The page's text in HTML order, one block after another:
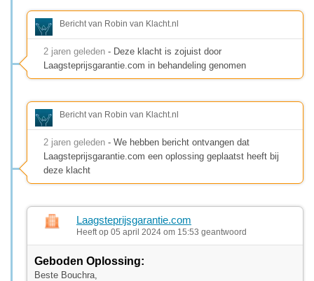
Bericht van Robin van Klacht.nl
2 jaren geleden - Deze klacht is zojuist door
Laagsteprijsgarantie.com in behandeling genomen
Bericht van Robin van Klacht.nl
2 jaren geleden - We hebben bericht ontvangen dat
Laagsteprijsgarantie.com een oplossing geplaatst heeft bij
deze klacht
Laagsteprijsgarantie.com
Heeft op 05 april 2024 om 15:53 geantwoord
Geboden Oplossing:
Beste Bouchra,